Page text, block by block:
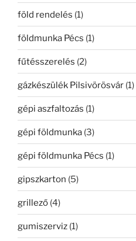
föld rendelés (1)
földmunka Pécs (1)
fűtésszerelés (2)
gázkészülék Pilsivörösvár (1)
gépi aszfaltozás (1)
gépi földmunka (3)
gépi földmunka Pécs (1)
gipszkarton (5)
grillező (4)
gumiszerviz (1)